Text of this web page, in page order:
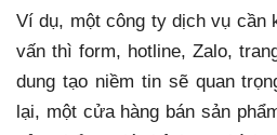
Ví dụ, một công ty dịch vụ cần
vấn thì form, hotline, Zalo,
dung tạo niềm tin sẽ quan
lại, một cửa hàng bán sản